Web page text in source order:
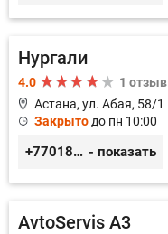
Нургали
4.0
1 отзыв
Астана, ул. Абая, 58/1
Закрыто до пн 10:00
+77018150536 - показать
AvtoServis A3